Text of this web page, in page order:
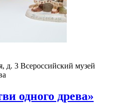
д. 3 Всероссийский музей
одного древа»